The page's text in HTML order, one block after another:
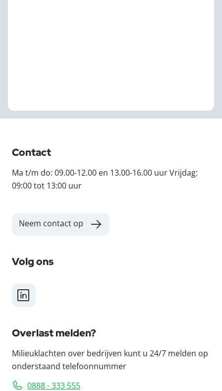
Contact
Ma t/m do: 09.00-12.00 en 13.00-16.00 uur Vrijdag:
09:00 tot 13:00 uur
Neem contact op
Volg ons
LinkedIn
Overlast melden?
Milieuklachten over bedrijven kunt u 24/7 melden op
onderstaand telefoonnummer
0888 - 333 555